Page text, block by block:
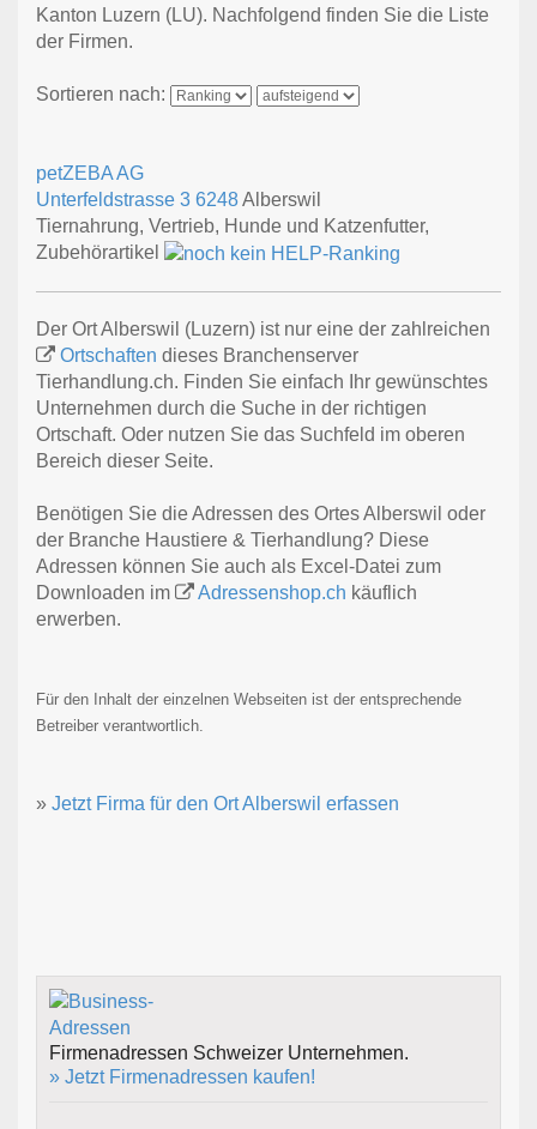
Kanton Luzern (LU). Nachfolgend finden Sie die Liste
der Firmen.
Sortieren nach:
petZEBA AG
Unterfeldstrasse 3 6248Alberswil
Tiernahrung, Vertrieb, Hunde und Katzenfutter,
Zubehörartikel
Der Ort Alberswil (Luzern) ist nur eine der zahlreichen
Ortschaften dieses Branchenserver
Tierhandlung.ch. Finden Sie einfach Ihr gewünschtes
Unternehmen durch die Suche in der richtigen
Ortschaft. Oder nutzen Sie das Suchfeld im oberen
Bereich dieser Seite.
Benötigen Sie die Adressen des Ortes Alberswil oder
der Branche Haustiere & Tierhandlung? Diese
Adressen können Sie auch als Excel-Datei zum
Downloaden im
Adressenshop.ch käuflich
erwerben.
Für den Inhalt der einzelnen Webseiten ist der entsprechende
Betreiber verantwortlich.
» Jetzt Firma für den Ort Alberswil erfassen
Firmenadressen Schweizer Unternehmen.
» Jetzt Firmenadressen kaufen!